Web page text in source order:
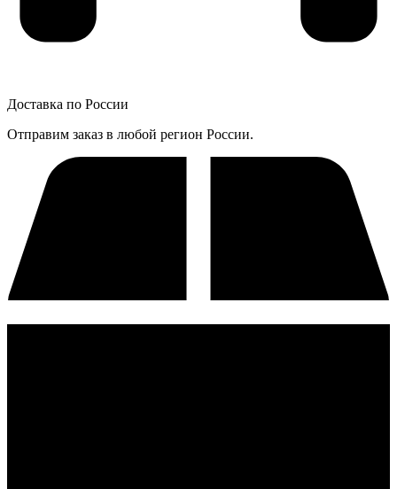
Доставка по России
Отправим заказ в любой регион России.